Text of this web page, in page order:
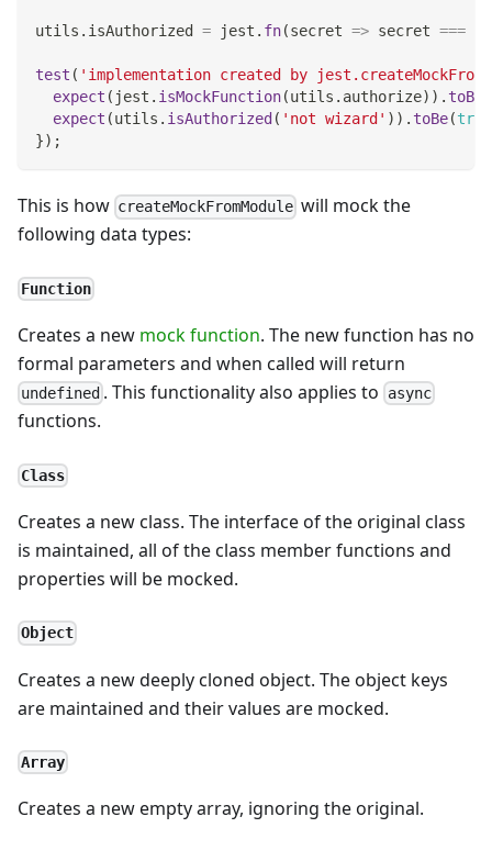
utils . isAuthorized = jest . fn(secret => secret ===
test ( 'implementation created by
expect ( jest . isMockFunction(utils . authorize) ) . toBe
expect (utils . isAuthorized ( 'not wizard' ) ) . toBe(true
}) ;
This is how createMockFromModule will mock the
following data types:
Function
Creates a new mock function. The new function has no
formal parameters and when called will return
undefined . This functionality also applies to async
functions.
Class
Creates a new class. The interface of the original class
is maintained, all of the class member functions and
properties will be mocked.
Object
Creates a new deeply cloned object. The object keys
are maintained and their values are mocked.
Array
Creates a new empty array, ignoring the original.